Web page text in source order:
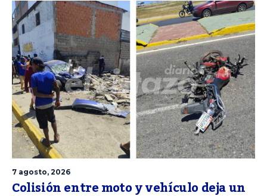
7 agosto, 2026
Colisión entre moto y vehículo deja un